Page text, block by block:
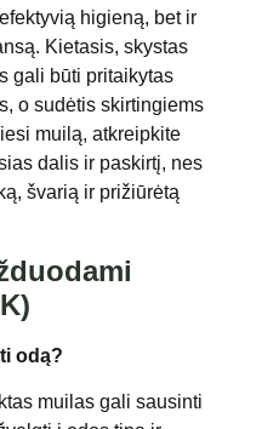
higieną, bet ir
Kietasis, skystas
gali būti pritaikytas
o sudėtis skirtingiems
muilą, atkreipkite
dalis ir paskirtį, nes
švarią ir prižiūrėtą
odą?
muilas gali sausinti